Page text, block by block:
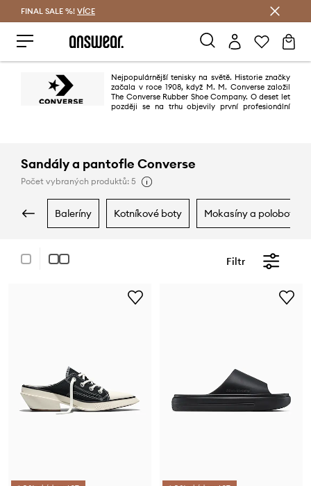
FINAL SALE %! VÍCE
Nejpopulárnější tenisky na světě. Historie značky
začala v roce 1908, když M. M. Converse založil
The Converse Rubber Shoe Company. O deset let
později se na trhu objevily první profesionální
Sandály a pantofle Converse
Počet vybraných produktů: 5
baleríny kotníkové boty mokasíny a polobotky
Filtr